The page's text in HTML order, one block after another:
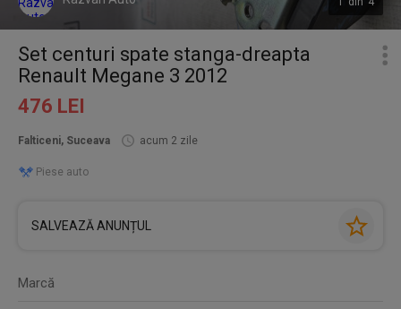
Set centuri spate stanga-dreapta
Renault Megane 3 2012
476 LEI
Falticeni, Suceava acum 2 zile
Piese auto
SALVEAZĂ ANUNȚUL
Marcă